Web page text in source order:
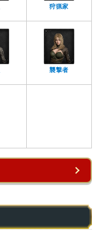
狩猟家
襲撃者